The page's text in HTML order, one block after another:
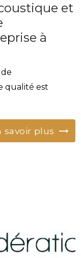
et
à
qualité est
savoir plus